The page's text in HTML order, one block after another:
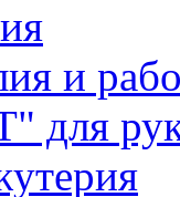
и
для